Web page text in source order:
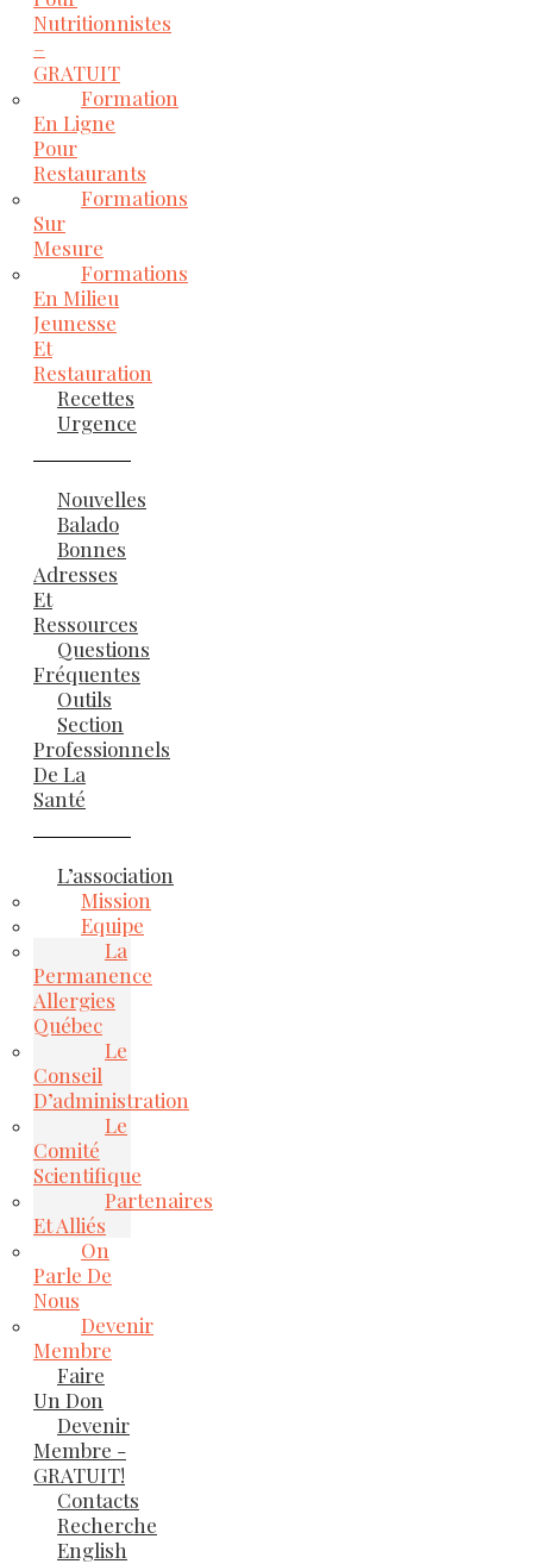
Nutritionnistes
–
GRATUIT
Formation
En Ligne
Pour
Restaurants
Formations
Sur
Mesure
Formations
En Milieu
Jeunesse
Et
Restauration
Recettes
Urgence
Nouvelles
Balado
Bonnes
Adresses
Et
Ressources
Questions
Fréquentes
Outils
Section
Professionnels
De La
Santé
L’association
Mission
Equipe
La
Permanence
Allergies
Québec
Le
Conseil
D’administration
Le
Comité
Scientifique
Partenaires
Et Alliés
On
Parle De
Nous
Devenir
Membre
Faire
Un Don
Devenir
Membre -
GRATUIT!
Contacts
Recherche
English